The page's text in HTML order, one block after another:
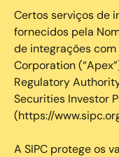
Certos serviços de
fornecidos pela
de integrações
Corporation
Regulatory
Securities Investor
(https://
A SIPC protege os